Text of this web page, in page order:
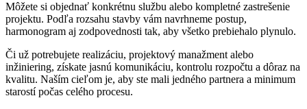
Môžete si objednať konkrétnu službu alebo kompletné zastrešenie
projektu. Podľa rozsahu stavby vám navrhneme postup,
harmonogram aj zodpovednosti tak, aby všetko prebiehalo plynulo.
Či už potrebujete realizáciu, projektový manažment alebo
inžiniering, získate jasnú komunikáciu, kontrolu rozpočtu a dôraz na
kvalitu. Naším cieľom je, aby ste mali jedného partnera a minimum
starostí počas celého procesu.